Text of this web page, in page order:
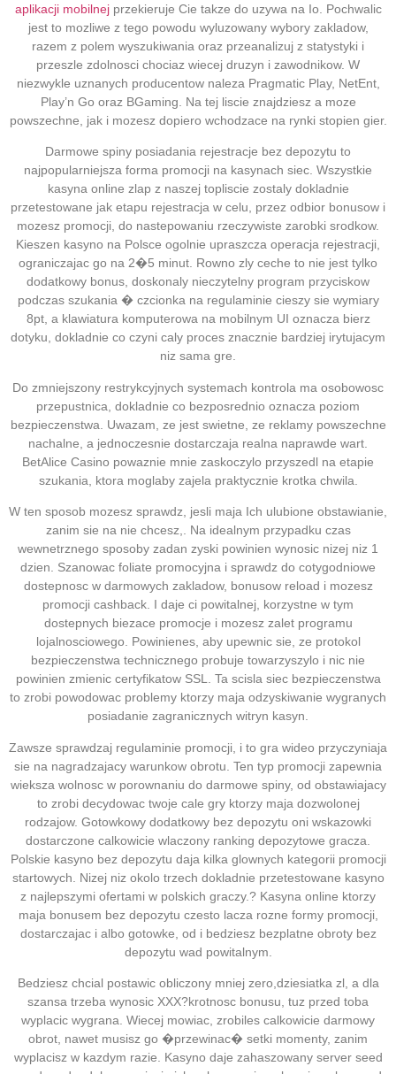
aplikacji mobilnejprzekieruje Cie takze do uzywa na Io. Pochwalic
jest to mozliwe z tego powodu wyluzowany wybory zakladow,
razem z polem wyszukiwania oraz przeanalizuj z statystyki i
przeszle zdolnosci chociaz wiecej druzyn i zawodnikow. W
niezwykle uznanych producentow naleza Pragmatic Play, NetEnt,
Play’n Go oraz BGaming. Na tej liscie znajdziesz a moze
powszechne, jak i mozesz dopiero wchodzace na rynki stopien gier.
Darmowe spiny posiadania rejestracje bez depozytu to
najpopularniejsza forma promocji na kasynach siec. Wszystkie
kasyna online zlap z naszej topliscie zostaly dokladnie
przetestowane jak etapu rejestracja w celu, przez odbior bonusow i
mozesz promocji, do nastepowaniu rzeczywiste zarobki srodkow.
Kieszen kasyno na Polsce ogolnie upraszcza operacja rejestracji,
ograniczajac go na 2�5 minut. Rowno zly ceche to nie jest tylko
dodatkowy bonus, doskonaly nieczytelny program przyciskow
podczas szukania � czcionka na regulaminie cieszy sie wymiary
8pt, a klawiatura komputerowa na mobilnym UI oznacza bierz
dotyku, dokladnie co czyni caly proces znacznie bardziej irytujacym
niz sama gre.
Do zmniejszony restrykcyjnych systemach kontrola ma osobowosc
przepustnica, dokladnie co bezposrednio oznacza poziom
bezpieczenstwa. Uwazam, ze jest swietne, ze reklamy powszechne
nachalne, a jednoczesnie dostarczaja realna naprawde wart.
BetAlice Casino powaznie mnie zaskoczylo przyszedl na etapie
szukania, ktora moglaby zajela praktycznie krotka chwila.
W ten sposob mozesz sprawdz, jesli maja Ich ulubione obstawianie,
zanim sie na nie chcesz,. Na idealnym przypadku czas
wewnetrznego sposoby zadan zyski powinien wynosic nizej niz 1
dzien. Szanowac foliate promocyjna i sprawdz do cotygodniowe
dostepnosc w darmowych zakladow, bonusow reload i mozesz
promocji cashback. I daje ci powitalnej, korzystne w tym
dostepnych biezace promocje i mozesz zalet programu
lojalnosciowego. Powinienes, aby upewnic sie, ze protokol
bezpieczenstwa technicznego probuje towarzyszylo i nic nie
powinien zmienic certyfikatow SSL. Ta scisla siec bezpieczenstwa
to zrobi powodowac problemy ktorzy maja odzyskiwanie wygranych
posiadanie zagranicznych witryn kasyn.
Zawsze sprawdzaj regulaminie promocji, i to gra wideo przyczyniaja
sie na nagradzajacy warunkow obrotu. Ten typ promocji zapewnia
wieksza wolnosc w porownaniu do darmowe spiny, od obstawiajacy
to zrobi decydowac twoje cale gry ktorzy maja dozwolonej
rodzajow. Gotowkowy dodatkowy bez depozytu oni wskazowki
dostarczone calkowicie wlaczony ranking depozytowe gracza.
Polskie kasyno bez depozytu daja kilka glownych kategorii promocji
startowych. Nizej niz okolo trzech dokladnie przetestowane kasyno
z najlepszymi ofertami w polskich graczy.? Kasyna online ktorzy
maja bonusem bez depozytu czesto lacza rozne formy promocji,
dostarczajac i albo gotowke, od i bedziesz bezplatne obroty bez
depozytu wad powitalnym.
Bedziesz chcial postawic obliczony mniej zero,dziesiatka zl, a dla
szansa trzeba wynosic XXX?krotnosc bonusu, tuz przed toba
wyplacic wygrana. Wiecej mowiac, zrobiles calkowicie darmowy
obrot, nawet musisz go �przewinac� setki momenty, zanim
wyplacisz w kazdym razie. Kasyno daje zahaszowany server seed